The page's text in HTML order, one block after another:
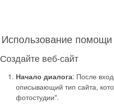
Использование помощи
Создайте веб-сайт
Начало диалога: После
описывающий тип сайта,
фотостудии".